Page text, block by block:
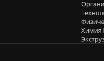
Химия